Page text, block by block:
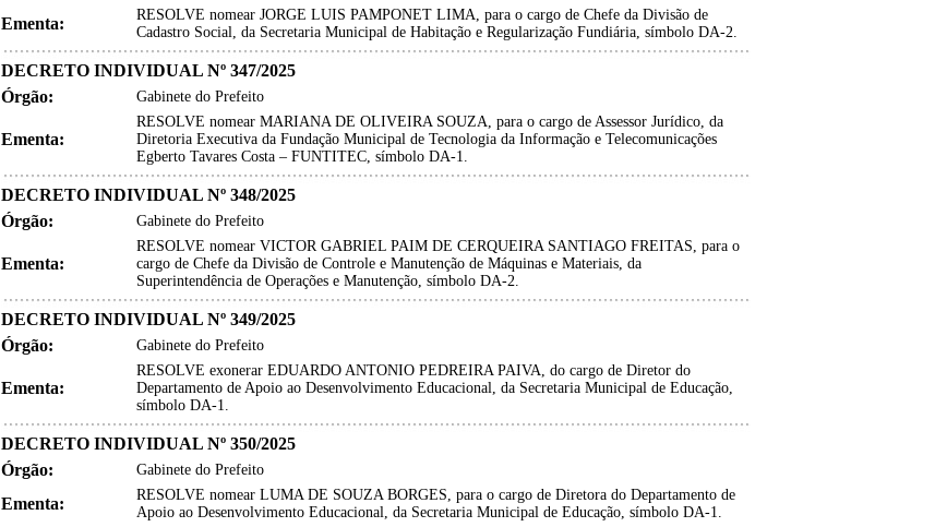
Ementa:
RESOLVE nomear JORGE LUIS PAMPONET LIMA, para o cargo de Chefe da Divisão de
Cadastro Social, da Secretaria Municipal de Habitação e Regularização Fundiária, símbolo DA-2.
DECRETO INDIVIDUAL Nº 347/2025
Órgão:
Gabinete do Prefeito
Ementa:
RESOLVE nomear MARIANA DE OLIVEIRA SOUZA, para o cargo de Assessor Jurídico, da
Diretoria Executiva da Fundação Municipal de Tecnologia da Informação e Telecomunicações
Egberto Tavares Costa – FUNTITEC, símbolo DA-1.
DECRETO INDIVIDUAL Nº 348/2025
Órgão:
Gabinete do Prefeito
Ementa:
RESOLVE nomear VICTOR GABRIEL PAIM DE CERQUEIRA SANTIAGO FREITAS, para o
cargo de Chefe da Divisão de Controle e Manutenção de Máquinas e Materiais, da
Superintendência de Operações e Manutenção, símbolo DA-2.
DECRETO INDIVIDUAL Nº 349/2025
Órgão:
Gabinete do Prefeito
Ementa:
RESOLVE exonerar EDUARDO ANTONIO PEDREIRA PAIVA, do cargo de Diretor do
Departamento de Apoio ao Desenvolvimento Educacional, da Secretaria Municipal de Educação,
símbolo DA-1.
DECRETO INDIVIDUAL Nº 350/2025
Órgão:
Gabinete do Prefeito
Ementa:
RESOLVE nomear LUMA DE SOUZA BORGES, para o cargo de Diretora do Departamento de
Apoio ao Desenvolvimento Educacional, da Secretaria Municipal de Educação, símbolo DA-1.